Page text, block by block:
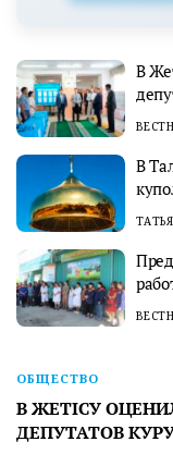
В
В
ОБЩЕСТВО
В ЖЕТІСУ
ДЕПУТАТОВ